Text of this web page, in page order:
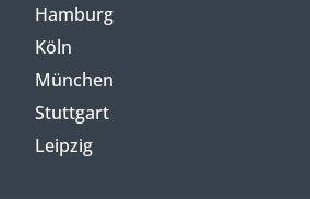
Hamburg
Köln
München
Stuttgart
Leipzig